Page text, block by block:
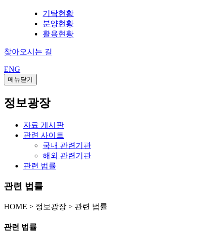
기탁현황
분양현황
활용현황
찾아오시는 길
ENG
메뉴닫기
정보광장
자료 게시판
관련 사이트
국내 관련기관
해외 관련기관
관련 법률
관련 법률
HOME > 정보광장 > 관련 법률
관련 법률